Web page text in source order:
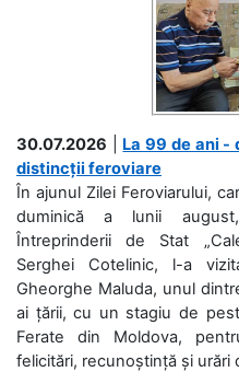
30.07.2026
La 99 de ani -
distincții feroviare
În ajunul Zilei Feroviarului,
duminică a lunii
Întreprinderii de Stat
Serghei Cotelinic, l-a
Gheorghe Maluda, unul
ai țării, cu un stagiu de
Ferate din Moldova,
felicitări, recunoștință și urări